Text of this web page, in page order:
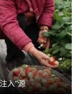
入“源